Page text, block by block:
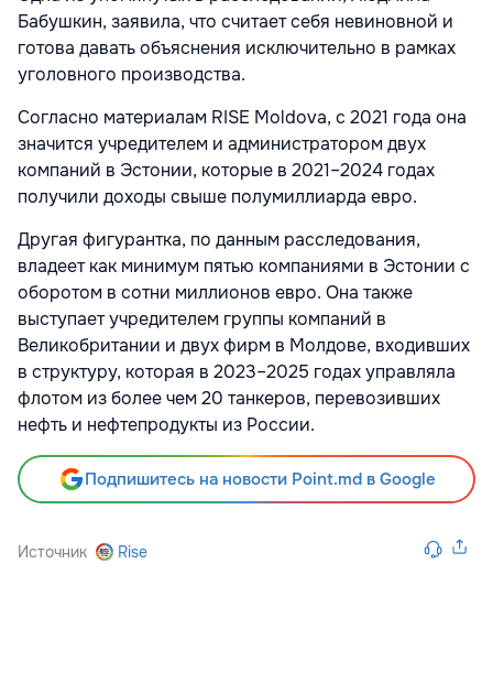
Бабушкин, заявила, что считает себя невиновной и
готова давать объяснения исключительно в рамках
уголовного производства.
Согласно материалам RISE Moldova, с 2021 года она
значится учредителем и администратором двух
компаний в Эстонии, которые в 2021–2024 годах
получили доходы свыше полумиллиарда евро.
Другая фигурантка, по данным расследования,
владеет как минимум пятью компаниями в Эстонии с
оборотом в сотни миллионов евро. Она также
выступает учредителем группы компаний в
Великобритании и двух фирм в Молдове, входивших
в структуру, которая в 2023–2025 годах управляла
флотом из более чем 20 танкеров, перевозивших
нефть и нефтепродукты из России.
Подпишитесь на новости Point.md в Google
Источник Rise